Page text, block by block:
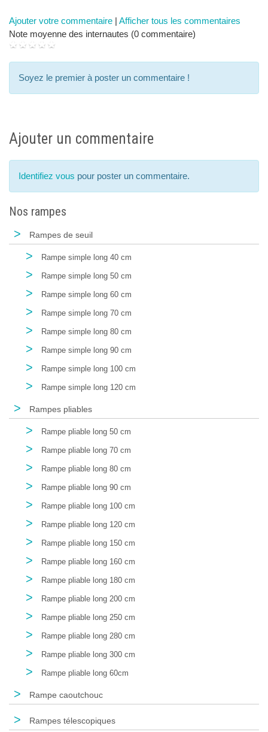
Ajouter votre commentaire | Afficher tous les commentaires
Note moyenne des internautes (0 commentaire)
Soyez le premier à poster un commentaire !
Ajouter un commentaire
Identifiez vous pour poster un commentaire.
Nos rampes
> Rampes de seuil
> Rampe simple long 40 cm
> Rampe simple long 50 cm
> Rampe simple long 60 cm
> Rampe simple long 70 cm
> Rampe simple long 80 cm
> Rampe simple long 90 cm
> Rampe simple long 100 cm
> Rampe simple long 120 cm
> Rampes pliables
> Rampe pliable long 50 cm
> Rampe pliable long 70 cm
> Rampe pliable long 80 cm
> Rampe pliable long 90 cm
> Rampe pliable long 100 cm
> Rampe pliable long 120 cm
> Rampe pliable long 150 cm
> Rampe pliable long 160 cm
> Rampe pliable long 180 cm
> Rampe pliable long 200 cm
> Rampe pliable long 250 cm
> Rampe pliable long 280 cm
> Rampe pliable long 300 cm
> Rampe pliable long 60cm
> Rampe caoutchouc
> Rampes télescopiques